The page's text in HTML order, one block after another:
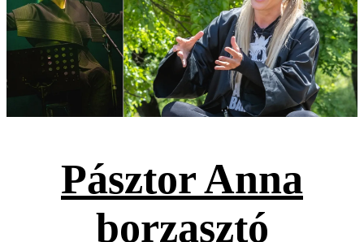
Pásztor Anna
borzasztó